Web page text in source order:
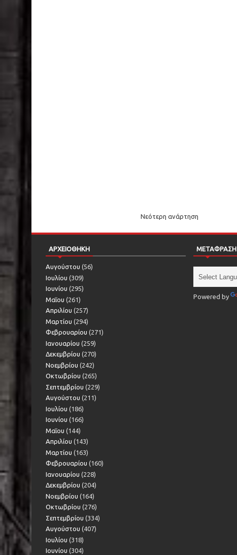
Νεότερη ανάρτηση
ΑΡΧΕΙΟΘΗΚΗ
Αυγούστου (56)
Ιουλίου (309)
Ιουνίου (295)
Μαΐου (261)
Απριλίου (257)
Μαρτίου (294)
Φεβρουαρίου (271)
Ιανουαρίου (259)
Δεκεμβρίου (270)
Νοεμβρίου (242)
Οκτωβρίου (265)
Σεπτεμβρίου (229)
Αυγούστου (211)
Ιουλίου (186)
Ιουνίου (166)
Μαΐου (144)
Απριλίου (143)
Μαρτίου (163)
Φεβρουαρίου (160)
Ιανουαρίου (228)
Δεκεμβρίου (204)
Νοεμβρίου (164)
Οκτωβρίου (276)
Σεπτεμβρίου (334)
Αυγούστου (407)
Ιουλίου (318)
Ιουνίου (304)
ΜΕΤΑΦΡΑΣΗ
Powered by